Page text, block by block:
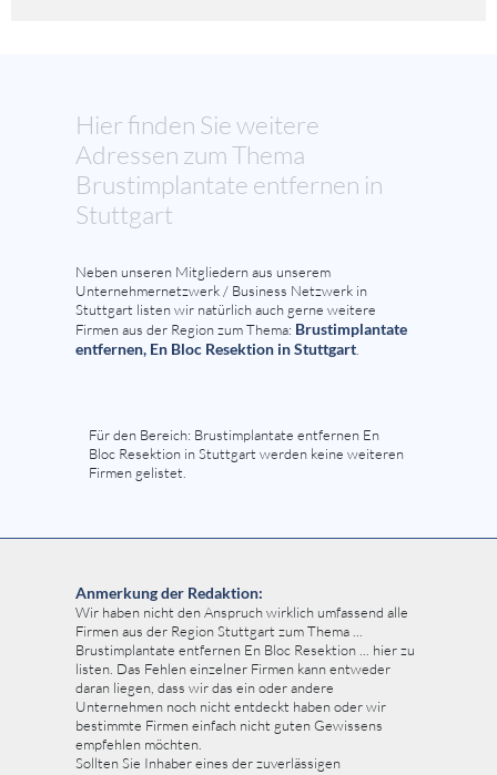
Hier finden Sie weitere
Adressen zum Thema
Brustimplantate entfernen in
Stuttgart
Neben unseren Mitgliedern aus unserem
Unternehmernetzwerk / Business Netzwerk in
Stuttgart listen wir natürlich auch gerne weitere
Firmen aus der Region zum Thema: Brustimplantate
entfernen, En Bloc Resektion in Stuttgart
Für den Bereich: Brustimplantate entfernen En
Bloc Resektion in Stuttgart werden keine weiteren
Firmen gelistet.
Anmerkung der Redaktion:
Wir haben nicht den Anspruch wirklich umfassend alle
Firmen aus der Region Stuttgart zum Thema ...
Brustimplantate entfernen En Bloc Resektion ... hier zu
listen. Das Fehlen einzelner Firmen kann entweder
daran liegen, dass wir das ein oder andere
Unternehmen noch nicht entdeckt haben oder wir
bestimmte Firmen einfach nicht guten Gewissens
empfehlen möchten.
Sollten Sie Inhaber eines der zuverlässigen